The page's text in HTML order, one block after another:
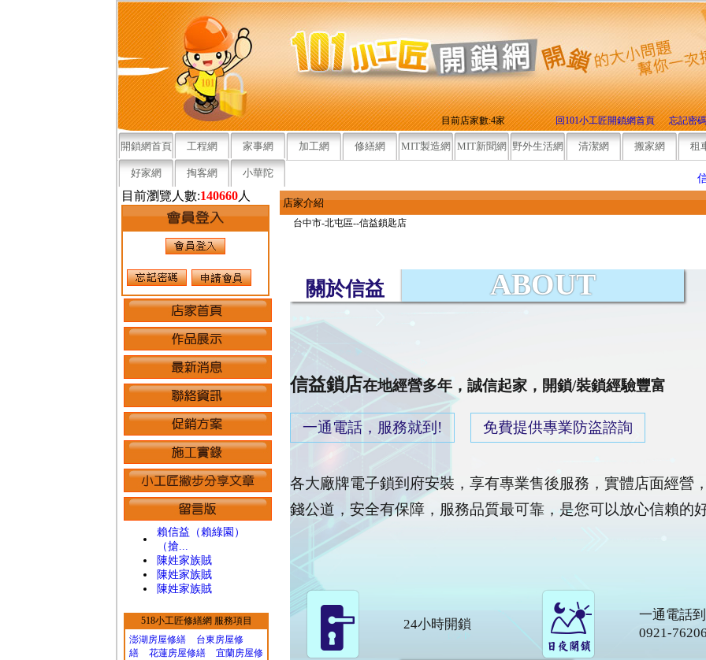
目前店家數:4家 回101小工匠開鎖網首頁 忘記密碼
開鎖網首頁 工程網 家事網 加工網 修繕網 MIT製造網 MIT新聞網 野外生活網 清潔網 搬家網 租
好家網 掏客網 小華陀 信益
目前瀏覽人數:140660人
賴信益（賴綠園）
（搶...
陳姓家族賊
陳姓家族賊
陳姓家族賊
518小工匠修繕網 服務項目
澎湖房屋修繕
台東房屋修
繕
花蓮房屋修繕
宜蘭房屋修
店家介紹
台中市-北屯區--信益鎖匙店
關於信益 ABOUT
信益鎖店在地經營多年，誠信起家，開鎖/裝鎖經驗豐富
一通電話，服務就到! 免費提供專業防盜諮詢
各大廠牌電子鎖到府安裝，享有專業售後服務，實體店面經營
錢公道，安全有保障，服務品質最可靠，是您可以放心信賴的
24小時開鎖
一通電話
0921-